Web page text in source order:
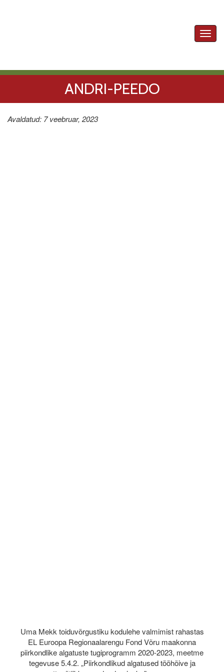
ANDRI-PEEDO
Avaldatud: 7 veebruar, 2023
Uma Mekk toiduvõrgustiku kodulehe valmimist rahastas
EL Euroopa Regionaalarengu Fond Võru maakonna
piirkondlike algatuste tugiprogramm 2020-2023, meetme
tegevuse 5.4.2. „Piirkondlikud algatused tööhõive ja